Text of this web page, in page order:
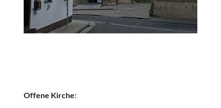
Offene Kirche: